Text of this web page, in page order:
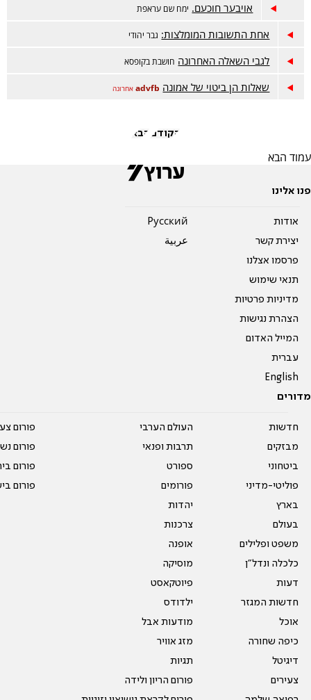
אויבער חוכעם. ימח שם עראפת
אחת התשובות המומלצות: גבר יהודי
לגבי השאלה האחרונה חושבת בקופסא
שאלות הן ביטוי של אמונה advfb אחרונה
הקודם הבא
עמוד הבא
פנו אלינו
אודות
יצירת קשר
פרסמו אצלנו
תנאי שימוש
מדיניות פרטיות
הצהרת נגישות
המייל האדום
עברית
English
Pусский
عربية
מדורים
חדשות
מבזקים
ביטחוני
פוליטי-מדיני
בארץ
בעולם
משפט ופלילים
כלכלה ונדל"ן
דעות
חדשות המגזר
אוכל
כיפה שחורה
דיגיטל
צעירים
העולם הערבי
תרבות ופנאי
ספורט
פורומים
יהדות
צרכנות
אופנה
מוסיקה
פיוטקאסט
ילדודס
מודעות אבל
מזג אוויר
תגיות
פורום הריון ולידה
פורום
פורום
פורום
פורום